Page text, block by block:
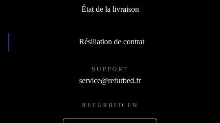
État de la livraison
Résiliation de contrat
SUPPORT
service@refurbed.fr
REFURBED EN